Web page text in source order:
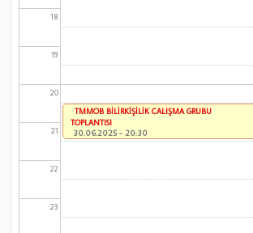
18
19
20
21
22
23
TMMOB BİLİRKİŞİLİK ÇALIŞMA GRUBU
TOPLANTISI
30.06.2025 - 20:30